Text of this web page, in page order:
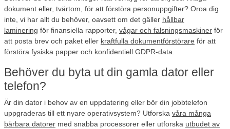
dokument eller, tvärtom, för att förstöra personuppgifter? Oroa dig
inte, vi har allt du behöver, oavsett om det gäller hållbar
laminering för finansiella rapporter, vågar och falsningsmaskiner för
att posta brev och paket eller kraftfulla dokumentförstörare för att
förstöra fysiska papper och konfidentiell GDPR-data.
Behöver du byta ut din gamla dator eller
telefon?
Är din dator i behov av en uppdatering eller bör din jobbtelefon
uppgraderas till ett nyare operativsystem? Utforska våra många
bärbara datorer med snabba processorer eller utforska utbudet av